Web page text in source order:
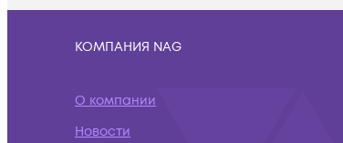
КОМПАНИЯ NAG
О компании
Новости